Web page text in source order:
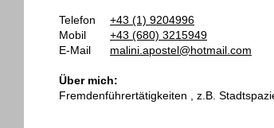
Telefon
+43 (1) 9204996
Mobil
+43 (680) 3215949
E-Mail
malini.apostel@hotmail.com
Über mich:
Fremdenführertätigkeiten , z.B.